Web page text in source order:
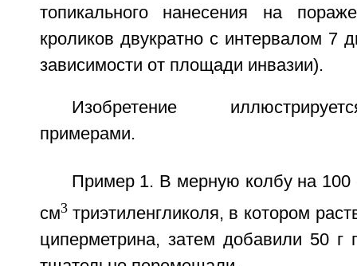
топикального нанесения на
кроликов двукратно с интервалом 7
зависимости от площади инвазии).
Изобретение
примерами.
Пример 1. В мерную колбу на 100
см3 триэтиленгликоля, в котором
циперметрина, затем добавили 50 г